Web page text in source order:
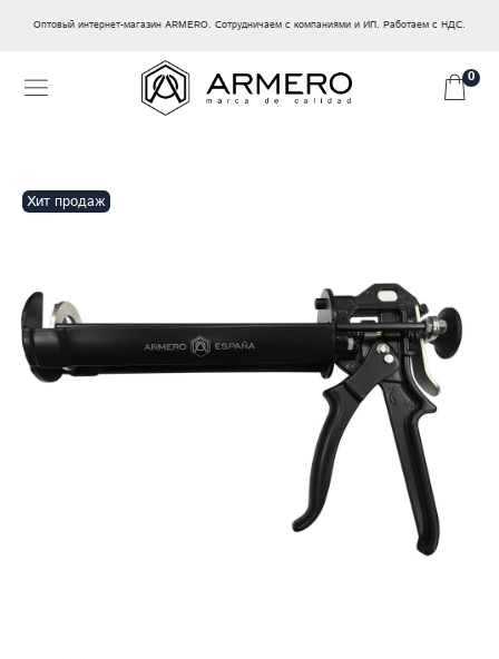
Оптовый интернет-магазин ARMERO. Сотрудничаем с компаниями и ИП. Работаем с НДС.
0
Хит продаж